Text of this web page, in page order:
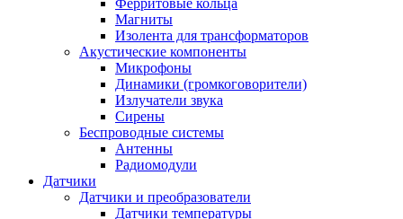
Магниты
Изолента для трансформаторов
Акустические компоненты
Микрофоны
Динамики (громкоговорители)
Излучатели звука
Сирены
Беспроводные системы
Антенны
Радиомодули
Датчики
Датчики и преобразователи
Датчики температуры